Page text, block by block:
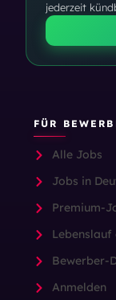
jederzeit
FÜR
Alle Jobs
Jobs in
Premium-
Lebenslauf
Bewerber-
Anmelden